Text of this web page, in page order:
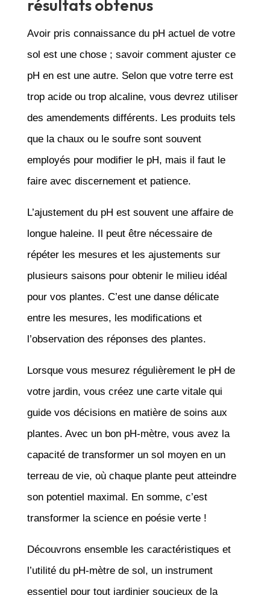
résultats obtenus
Avoir pris connaissance du pH actuel de votre
sol est une chose ; savoir comment ajuster ce
pH en est une autre. Selon que votre terre est
trop acide ou trop alcaline, vous devrez utiliser
des amendements différents. Les produits tels
que la chaux ou le soufre sont souvent
employés pour modifier le pH, mais il faut le
faire avec discernement et patience.
L’ajustement du pH est souvent une affaire de
longue haleine. Il peut être nécessaire de
répéter les mesures et les ajustements sur
plusieurs saisons pour obtenir le milieu idéal
pour vos plantes. C’est une danse délicate
entre les mesures, les modifications et
l’observation des réponses des plantes.
Lorsque vous mesurez régulièrement le pH de
votre jardin, vous créez une carte vitale qui
guide vos décisions en matière de soins aux
plantes. Avec un bon pH-mètre, vous avez la
capacité de transformer un sol moyen en un
terreau de vie, où chaque plante peut atteindre
son potentiel maximal. En somme, c’est
transformer la science en poésie verte !
Découvrons ensemble les caractéristiques et
l’utilité du pH-mètre de sol, un instrument
essentiel pour tout jardinier soucieux de la